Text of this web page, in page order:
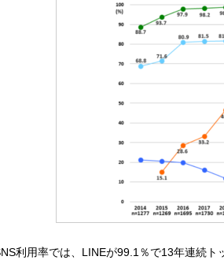
利用率では、LINEが99.1％で13年連続